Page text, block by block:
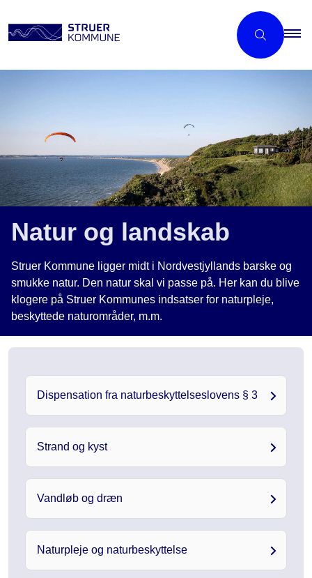
Natur og landskab
Struer Kommune ligger midt i Nordvestjyllands barske og
smukke natur. Den natur skal vi passe på. Her kan du blive
klogere på Struer Kommunes indsatser for naturpleje,
beskyttede naturområder, m.m.
Dispensation fra naturbeskyttelseslovens § 3
Strand og kyst
Vandløb og dræn
Naturpleje og naturbeskyttelse